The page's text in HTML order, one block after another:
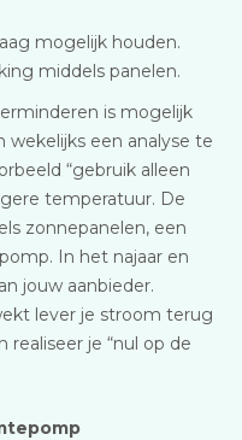
mogelijk houden.
middels panelen.
is mogelijk
een analyse te
“gebruik alleen
temperatuur. De
zonnepanelen, een
In het najaar en
jouw aanbieder.
lever je stroom terug
realiseer je “nul op de